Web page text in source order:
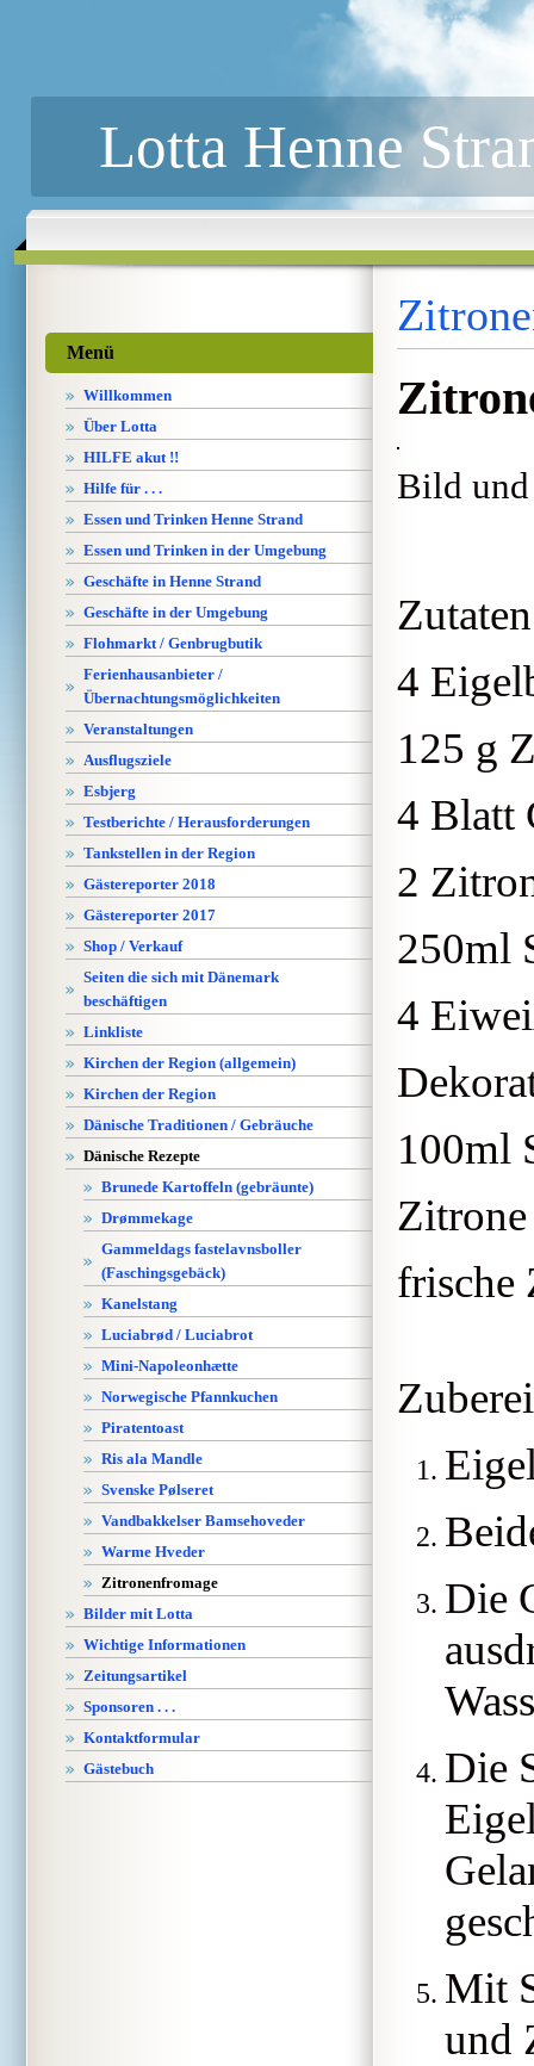
Lotta Henne
Menü
Willkommen
Über Lotta
HILFE akut !!
Hilfe für . . .
Essen und Trinken Henne Strand
Essen und Trinken in der Umgebung
Geschäfte in Henne Strand
Geschäfte in der Umgebung
Flohmarkt / Genbrugbutik
Ferienhausanbieter /
Übernachtungsmöglichkeiten
Veranstaltungen
Ausflugsziele
Esbjerg
Testberichte / Herausforderungen
Tankstellen in der Region
Gästereporter 2018
Gästereporter 2017
Shop / Verkauf
Seiten die sich mit Dänemark
beschäftigen
Linkliste
Kirchen der Region (allgemein)
Kirchen der Region
Dänische Traditionen / Gebräuche
Dänische Rezepte
Brunede Kartoffeln (gebräunte)
Drømmekage
Gammeldags fastelavnsboller
(Faschingsgebäck)
Kanelstang
Luciabrød / Luciabrot
Mini-Napoleonhætte
Norwegische Pfannkuchen
Piratentoast
Ris ala Mandle
Svenske Pølseret
Vandbakkelser Bamsehoveder
Warme Hveder
Zitronenfromage
Bilder mit Lotta
Wichtige Informationen
Zeitungsartikel
Sponsoren . . .
Kontaktformular
Gästebuch
Bild
4
125 g
4 Blatt
2
250ml
4
100ml
Zitrone
frische
Die
Die
Mit
und